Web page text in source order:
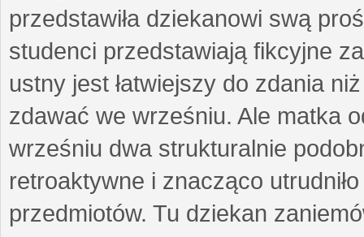
przedstawiła dziekanowi swą
studenci przedstawiają fikcyjne
ustny jest łatwiejszy do zdania
zdawać we wrześniu. Ale matka
wrześniu dwa strukturalnie
retroaktywne i znacząco
przedmiotów. Tu dziekan